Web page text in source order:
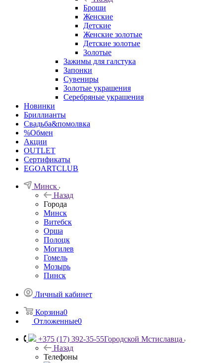
Броши
Женские
Детские
Женские золотые
Детские золотые
Золотые
Зажимы для галстука
Запонки
Сувениры
Золотые украшения
Серебряные украшения
Новинки
Бриллианты
Свадьба&помолвка
%Обмен
Акции
OUTLET
Сертификаты
EGOARTCLUB
Минск
Назад
Города
Минск
Витебск
Орша
Полоцк
Могилев
Гомель
Мозырь
Пинск
Личный кабинет
Корзина0
Отложенные0
+375 (17) 392-35-55Городской Мстиславца
Назад
Телефоны